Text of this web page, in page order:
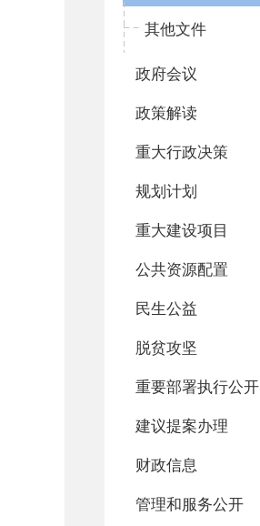
其他文件
政府会议
政策解读
重大行政决策
规划计划
重大建设项目
公共资源配置
民生公益
脱贫攻坚
重要部署执行公开
建议提案办理
财政信息
管理和服务公开